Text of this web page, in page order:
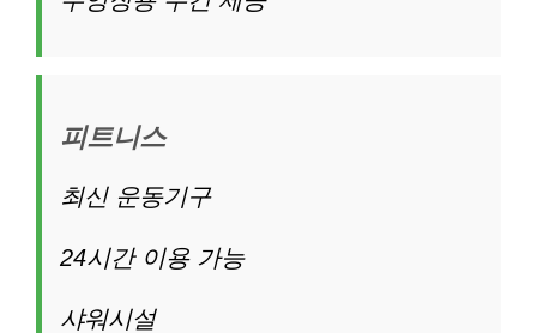
피트니스
최신 운동기구
24시간 이용 가능
샤워시설